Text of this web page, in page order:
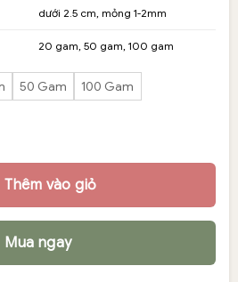
dưới 2.5 cm, mỏng 1-2mm
20 gam, 50 gam, 100 gam
50 Gam 100 Gam
nhiều dầu size nhỏ số lượng
Thêm vào giỏ
Mua ngay